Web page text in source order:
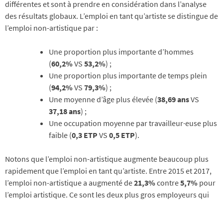
différentes et sont à prendre en considération dans l’analyse
des résultats globaux. L’emploi en tant qu’artiste se distingue de
l’emploi non-artistique par :
Une proportion plus importante d’hommes
(60,2%VS 53,2%) ;
Une proportion plus importante de temps plein
(94,2%VS 79,3%) ;
Une moyenne d’âge plus élevée (38,69 ansVS
37,18 ans) ;
Une occupation moyenne par travailleur·euse plus
faible (0,3 ETP VS 0,5 ETP).
Notons que l’emploi non-artistique augmente beaucoup plus
rapidement que l’emploi en tant qu’artiste. Entre 2015 et 2017,
l’emploi non-artistique a augmenté de21,3%contre5,7% pour
l’emploi artistique. Ce sont les deux plus gros employeurs qui